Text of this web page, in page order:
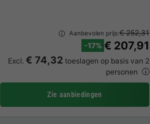
Aanbevolen prijs:€ 252,31
-17% € 207,91
Excl. € 74,32 toeslagen op basis van 2
personen
Zie aanbiedingen